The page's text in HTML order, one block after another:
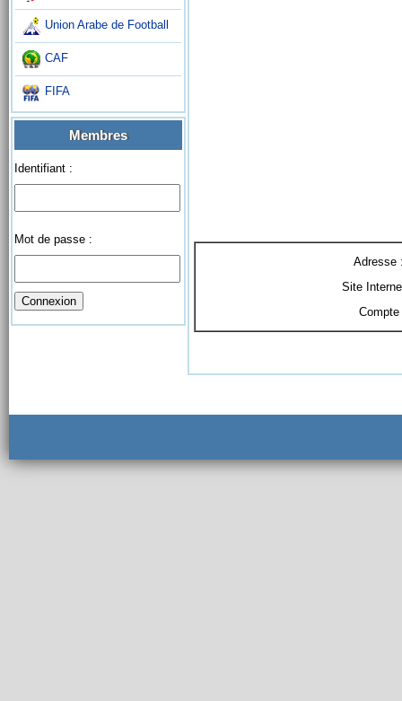
Union Arabe de Football
CAF
FIFA
Membres
Identifiant :
Mot de passe :
Adresse :
Site
Compte